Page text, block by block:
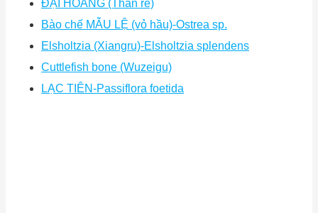
ĐẠI HOÀNG (Thân rễ)
Bào chế MẪU LỆ (vỏ hầu)-Ostrea sp.
Elsholtzia (Xiangru)-Elsholtzia splendens
Cuttlefish bone (Wuzeigu)
LẠC TIÊN-Passiflora foetida